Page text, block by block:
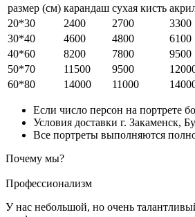
размер (см) карандаш сухая кисть
20*30
2400 2700 3300
30*40
4600 4800 6100
40*60
8200 7800 9500
50*70
11500 9500
60*80
14000 11000
Если число персон на портрете
Условия доставки г. Закаменск,
Все портреты выполняются
Почему мы?
Профессионализм
У нас небольшой, но очень